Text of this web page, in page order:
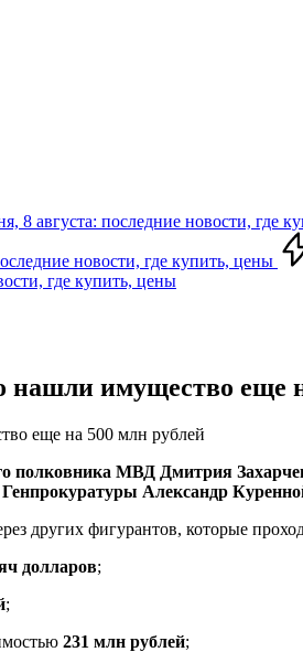
8 августа: последние новости, где
новости, где купить, цены
где купить, цены
нашли имущество еще
еще на 500 млн рублей
полковника МВД Дмитрия
Александр
других фигурантов, которые
долларов;
;
231 млн рублей;